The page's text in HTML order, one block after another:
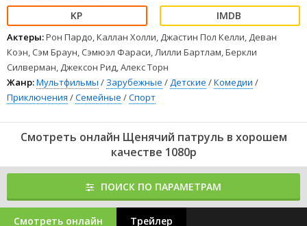
Актеры:Рон Пардо, Каллан Холли, Джастин Пол Келли, Деван
Коэн, Сэм Браун, Сэмюэл Фараси, Лилли Бартлам, Беркли
Силверман, Джексон Рид, Алекс Торн
Жанр:Мультфильмы / Зарубежные /Детские /Комедии /
Приключения /Семейные /Спорт
Смотреть онлайн Щенячий патруль в хорошем
качестве 1080p
ПОИСК ПО ПАРАМЕТРАМ
Смотреть онлайн Трейлер